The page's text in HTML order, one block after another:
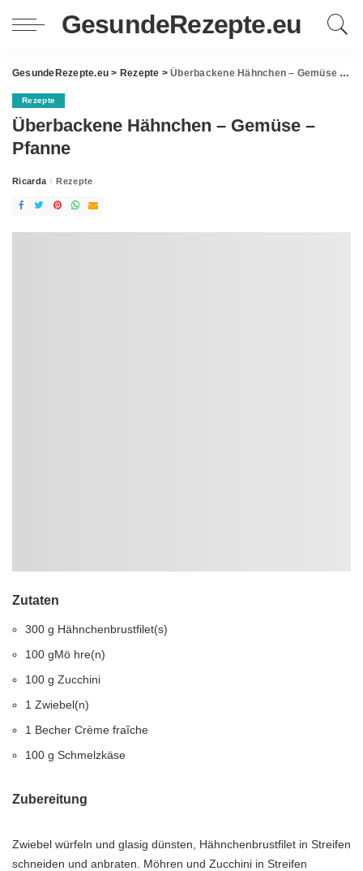
GesundeRezepte.eu
GesundeRezepte.eu > Rezepte >Überbackene Hähnchen – Gemüse – Pfanne
Rezepte
Überbackene Hähnchen – Gemüse –
Pfanne
Posted
Ricarda Rezepte
Zutaten
300 g Hähnchenbrustfilet(s)
100 gMö hre(n)
100 g Zucchini
1 Zwiebel(n)
1 Becher Crème fraîche
100 g Schmelzkäse
Zubereitung
Zwiebel würfeln und glasig dünsten, Hähnchenbrustfilet in Streifen
schneiden und anbraten. Möhren und Zucchini in Streifen